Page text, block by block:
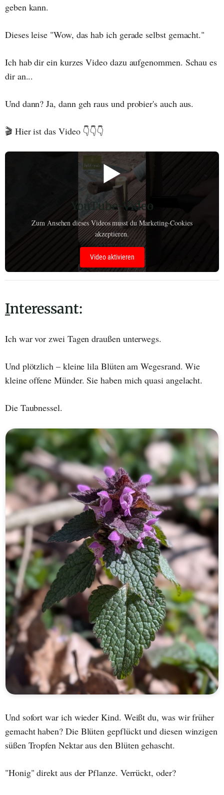
geben kann.
Dieses leise "Wow, das hab ich gerade selbst gemacht."
Ich hab dir ein kurzes Video dazu aufgenommen. Schau es
dir an...
Und dann? Ja, dann geh raus und probier's auch aus.
🎬 Hier ist das Video 👇👇👇
▶️
YouTube-Video
Zum Ansehen dieses Videos musst du Marketing-Cookies
akzeptieren.
Video aktivieren
Interessant:
Ich war vor zwei Tagen draußen unterwegs.
Und plötzlich – kleine lila Blüten am Wegesrand. Wie
kleine offene Münder. Sie haben mich quasi angelacht.
Die Taubnessel.
Und sofort war ich wieder Kind. Weißt du, was wir früher
gemacht haben? Die Blüten gepflückt und diesen winzigen
süßen Tropfen Nektar aus den Blüten gehascht.
"Honig" direkt aus der Pflanze. Verrückt, oder?